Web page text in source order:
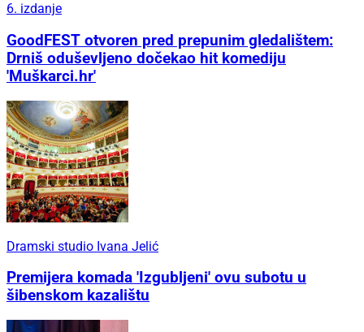
6. izdanje
GoodFEST otvoren pred prepunim gledalištem:
Drniš oduševljeno dočekao hit komediju
'Muškarci.hr'
Dramski studio Ivana Jelić
Premijera komada 'Izgubljeni' ovu subotu u
šibenskom kazalištu